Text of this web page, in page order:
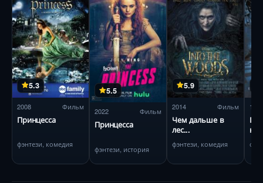
5.3
2008 Фильм
Принцесса
фэнтези, комедия
5.5
2022 Фильм
Принцесса
фэнтези, история
5.9
2014 Фильм
Чем дальше в
лес...
фэнтези, комедия
1997